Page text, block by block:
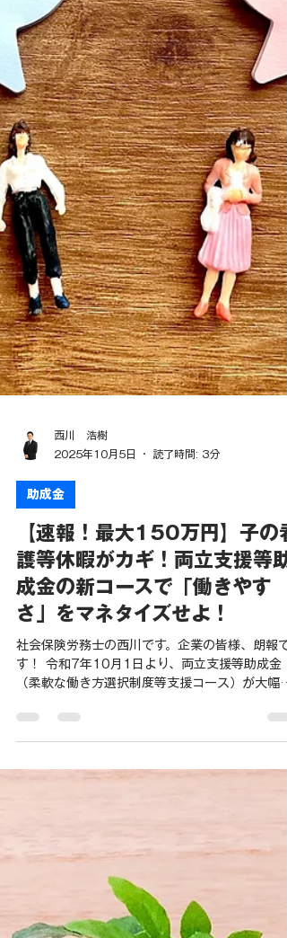
れます。 【制度導入のイメージ】（３つ以上導
が要件です） 始業時刻の変更の措置 保育施設の
置運営等 短時間勤務制度 テレワーク制度 養育両
立支援休暇制度の導入（今回の目玉！） 🌟 注目
新制度！「養育両立支援休暇」で手厚くサポ
2025年10月5日
読了時間: 3分
助成金
成金の新コースで「働きやす
す！ 令和7年10月1日より、両立支援等助成金
（柔軟な働き方選択制度等支援コース）が大幅に
改正され、育児中の社員を強力にサポートする企
業への助成額が、なんと最大150万円に引き上げ